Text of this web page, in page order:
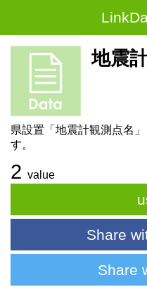
地震
県設置「地震計観測点名
す。
2 value
Share
Share